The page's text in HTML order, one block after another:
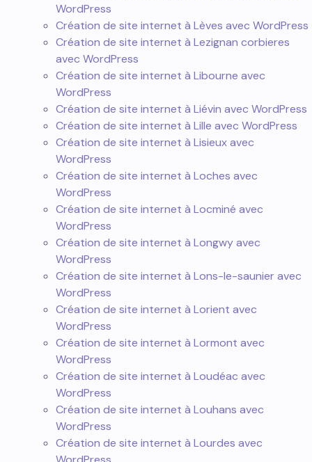
WordPress
Création de site internet à Lèves avec WordPress
Création de site internet à Lezignan corbieres
avec WordPress
Création de site internet à Libourne avec
WordPress
Création de site internet à Liévin avec WordPress
Création de site internet à Lille avec WordPress
Création de site internet à Lisieux avec
WordPress
Création de site internet à Loches avec
WordPress
Création de site internet à Locminé avec
WordPress
Création de site internet à Longwy avec
WordPress
Création de site internet à Lons-le-saunier avec
WordPress
Création de site internet à Lorient avec
WordPress
Création de site internet à Lormont avec
WordPress
Création de site internet à Loudéac avec
WordPress
Création de site internet à Louhans avec
WordPress
Création de site internet à Lourdes avec